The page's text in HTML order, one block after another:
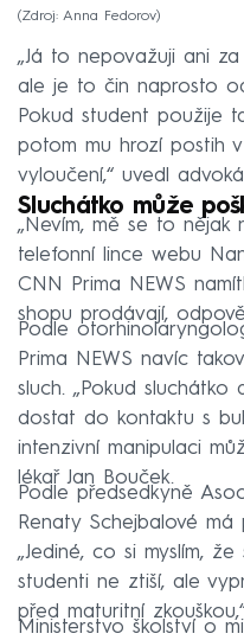
Zdroj: Anna Fedorov
„Já to nepovažuji ani
ale je to čin naprosto
Pokud student použije
potom mu hrozí postih
vyloučení,“ uvedl
Sluchátko může
„Nevím, mě se to nějak
telefonní lince webu
CNN Prima NEWS
shopu prodávají,
Podle
Prima NEWS navíc
sluch. „Pokud sluchátko
dostat do kontaktu s
intenzivní manipulaci
lékař Jan Bouček.
Podle předsedkyně
Renaty Schejbalové má
„Jediné, co si myslím,
studenti ne ztiší, ale
před maturitní
Ministerstvo školství o